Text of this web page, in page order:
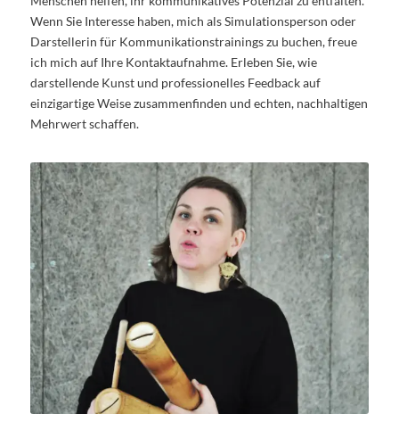
Wenn Sie Interesse haben, mich als Simulationsperson oder
Darstellerin für Kommunikationstrainings zu buchen, freue
ich mich auf Ihre Kontaktaufnahme. Erleben Sie, wie
darstellende Kunst und professionelles Feedback auf
einzigartige Weise zusammenfinden und echten, nachhaltigen
Mehrwert schaffen.